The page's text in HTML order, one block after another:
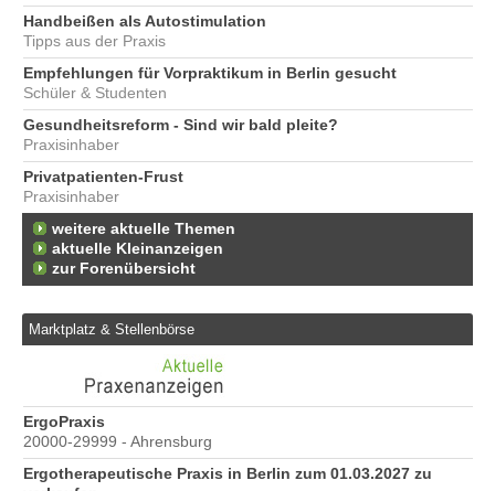
Handbeißen als Autostimulation
Tipps aus der Praxis
Empfehlungen für Vorpraktikum in Berlin gesucht
Schüler & Studenten
Gesundheitsreform - Sind wir bald pleite?
Praxisinhaber
Privatpatienten-Frust
Praxisinhaber
weitere aktuelle Themen
aktuelle Kleinanzeigen
zur Forenübersicht
Marktplatz & Stellenbörse
ErgoPraxis
20000-29999 - Ahrensburg
Ergotherapeutische Praxis in Berlin zum 01.03.2027 zu